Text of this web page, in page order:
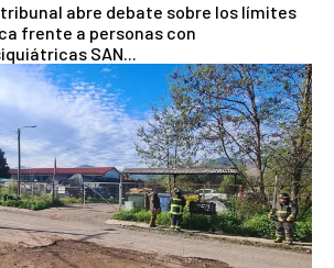
abre debate sobre los límites
frente a personas con
SAN...